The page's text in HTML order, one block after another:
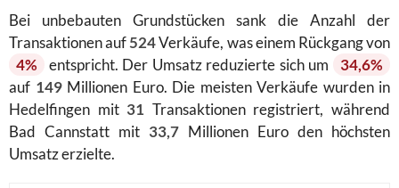
Bei unbebauten Grundstücken sank die Anzahl der
Transaktionen auf524Verkäufe, was einem Rückgang von
4%
entspricht. Der Umsatz reduzierte sich um
34,6%
auf 149Millionen Euro. Die meisten Verkäufe wurden in
Hedelfingen mit 31 Transaktionen registriert, während
Bad Cannstatt mit 33,7 Millionen Euro den höchsten
Umsatz erzielte.